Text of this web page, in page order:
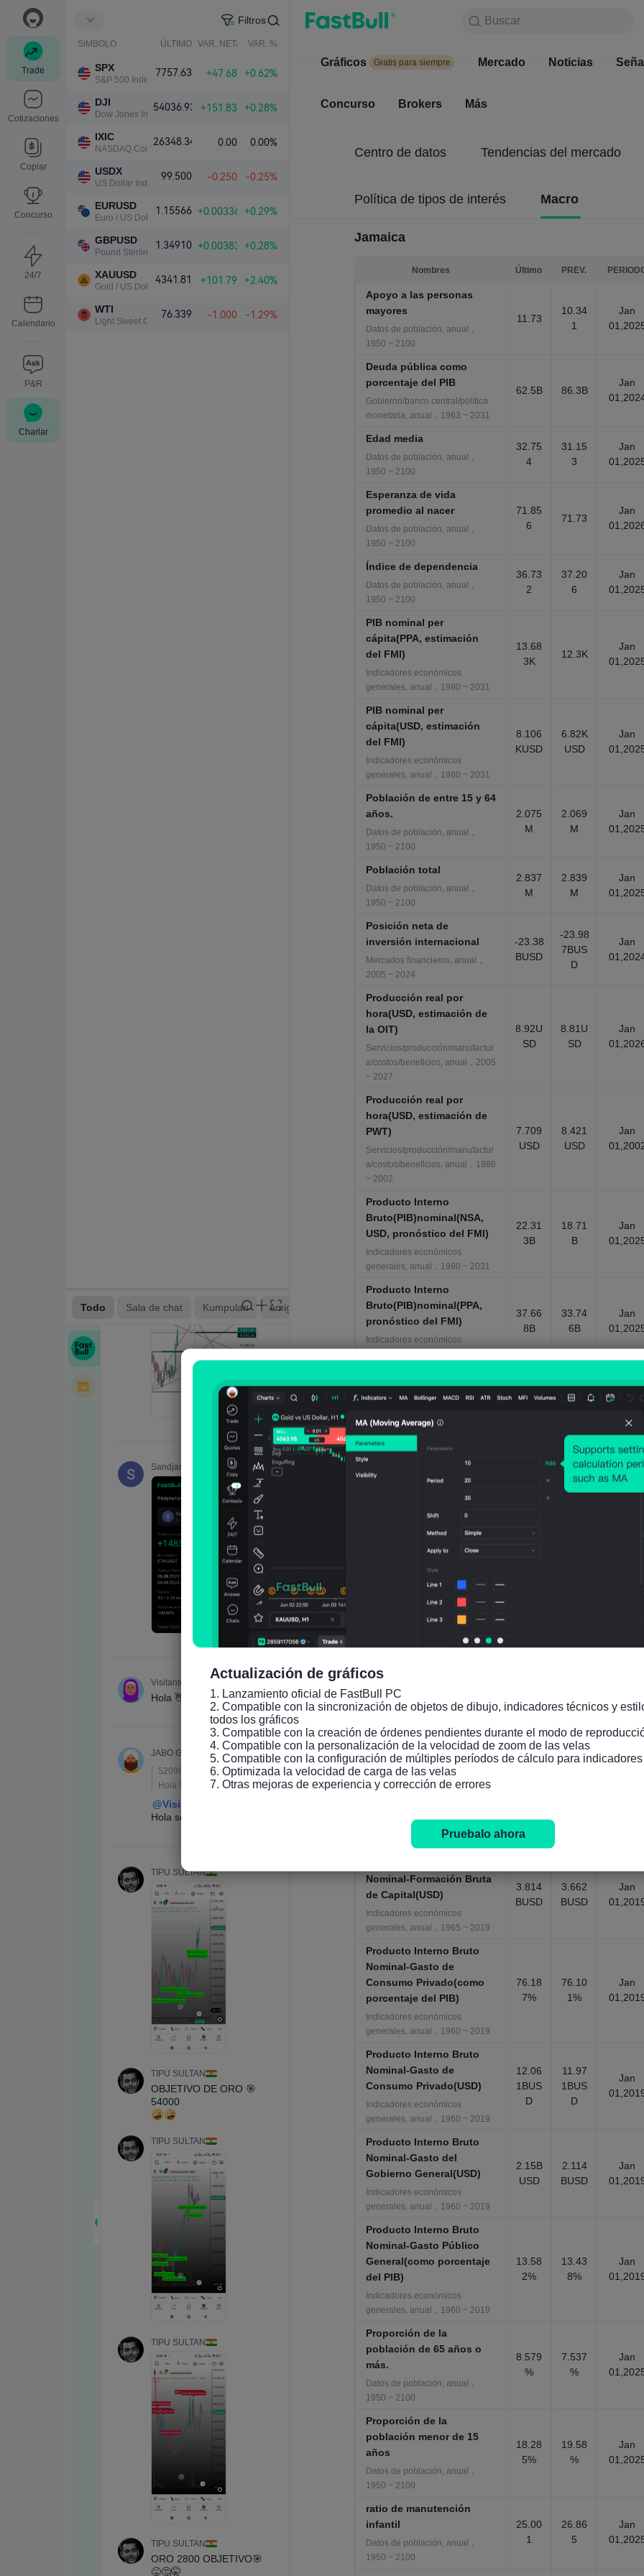
Trade
Cotizaciones
Copiar
Concurso
24/7
Calendario
P&R
Charlar
Filtros
SIMBOLO ÚLTIMO VAR. NETA VAR. %
SPX
S&P 500 Index
7757.63 +47.68 +0.62%
DJI
Dow Jones Industrial Average
54036.93 +151.83 +0.28%
IXIC
NASDAQ Composite Index
26348.34 0.00 0.00%
USDX
US Dollar Index
99.500 -0.250 -0.25%
EURUSD
Euro / US Dollar
1.15566 +0.00336 +0.29%
GBPUSD
Pound Sterling / US Dollar
1.34910 +0.00383 +0.28%
XAUUSD
Gold / US Dollar
4341.81 +101.79 +2.40%
WTI
Light Sweet Crude Oil
76.339 -1.000 -1.29%
Buscar
Gráficos Gratis para siempre Mercado
Buscar
Productos
Gráficos Gratis para siempre Mercado Noticias
Concurso Brokers Más
Centro de datos Tendencias del mercado
Política de tipos de interés Macro
Jamaica
Nombres Último PREV.
Apoyo a las personas
mayores
Datos de población, anual，
1950 ~ 2100
11.73
10.34
1
Jan
Deuda pública como
porcentaje del PIB
Gobierno/banco central/política
monetaria, anual，1963 ~ 2031
62.5B 86.3B
Jan
Edad media
Datos de población, anual，
1950 ~ 2100
32.75
4
31.15
3
Jan
Esperanza de vida
promedio al nacer
Datos de población, anual，
1950 ~ 2100
71.85
6
71.73
Jan
Índice de dependencia
Datos de población, anual，
1950 ~ 2100
36.73
2
37.20
6
Jan
PIB nominal per
cápita(PPA, estimación
del FMI)
Indicadores económicos
generales, anual，1980 ~ 2031
13.68
3K
12.3K
Jan
PIB nominal per
cápita(USD, estimación
del FMI)
Indicadores económicos
generales, anual，1980 ~ 2031
8.106
KUSD
6.82K
USD
Jan
Población de entre 15 y 64
años.
Datos de población, anual，
1950 ~ 2100
2.075
M
2.069
M
Jan
Población total
Datos de población, anual，
1950 ~ 2100
2.837
M
2.839
M
Jan
Posición neta de
inversión internacional
Mercados financieros, anual，
2005 ~ 2024
-23.38
BUSD
-23.98
7BUS
D
Jan
Producción real por
hora(USD, estimación de
la OIT)
Servicios/producción/manufactur
a/costos/beneficios, anual，2005
~ 2027
8.92U
SD
8.81U
SD
Jan
Producción real por
hora(USD, estimación de
PWT)
Servicios/producción/manufactur
a/costos/beneficios, anual，1986
~ 2002
7.709
USD
8.421
USD
Jan
Producto Interno
Bruto(PIB)nominal(NSA,
USD, pronóstico del FMI)
Indicadores económicos
generales, anual，1980 ~ 2031
22.31
3B
18.71
B
Jan
Producto Interno
Bruto(PIB)nominal(PPA,
pronóstico del FMI)
Indicadores económicos
37.66
8B
33.74
6B
Jan
Bruto(PIB)nominal-
Indicadores económicos
generales, anual，1960 ~ 2019
6.021
6.066
Jan
Producto Interno
Bruto(PIB)nominal-
Exportaciones-PIB como
Indicadores económicos
generales, anual，1960 ~ 2019
38.56
Jan
Producto Interno
Bruto(PIB)nominal-
Importaciones(USD)
Indicadores económicos
Bruto(PIB)nominal-
Importaciones-como
porcentaje del PIB
generales, anual，1960 ~ 2019
5%
4%
Producto Interno Bruto
Nominal-Formación Bruta
de Capital(como
Indicadores económicos
generales, anual，1965 ~ 2019
Nominal-Formación Bruta
de Capital(USD)
Indicadores económicos
generales, anual，1965 ~ 2019
3.814
BUSD
3.662
BUSD
Jan
Producto Interno Bruto
Nominal-Gasto de
Consumo Privado(como
porcentaje del PIB)
Indicadores económicos
generales, anual，1960 ~ 2019
76.18
7%
76.10
1%
Jan
Producto Interno Bruto
Nominal-Gasto de
Consumo Privado(USD)
Indicadores económicos
generales, anual，1960 ~ 2019
12.06
1BUS
D
11.97
1BUS
D
Jan
Producto Interno Bruto
Nominal-Gasto del
Gobierno General(USD)
Indicadores económicos
generales, anual，1960 ~ 2019
2.15B
USD
2.114
BUSD
Jan
Producto Interno Bruto
Nominal-Gasto Público
General(como porcentaje
del PIB)
Indicadores económicos
generales, anual，1960 ~ 2019
13.58
2%
13.43
8%
Jan
Proporción de la
población de 65 años o
más.
Datos de población, anual，
1950 ~ 2100
8.579
%
7.537
%
Jan
Proporción de la
población menor de 15
años
Datos de población, anual，
1950 ~ 2100
18.28
5%
19.58
%
Jan
ratio de manutención
infantil
Datos de población, anual，
1950 ~ 2100
25.00
1
26.86
5
Jan
Actualización de gráficos
1. Lanzamiento oficial de FastBull PC
2. Compatible con la sincronización de objetos de dibujo, indicadores técnicos y
todos los gráficos
3. Compatible con la creación de órdenes pendientes durante el modo de
4. Compatible con la personalización de la velocidad de zoom de las velas
5. Compatible con la configuración de múltiples períodos de cálculo para
6. Optimizada la velocidad de carga de las velas
7. Otras mejoras de experiencia y corrección de errores
Pruebalo ahora